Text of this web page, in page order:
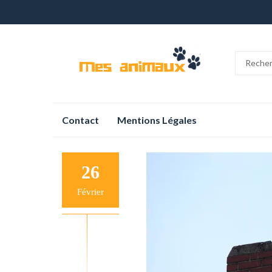
Contact Mentions Légales
26
Février